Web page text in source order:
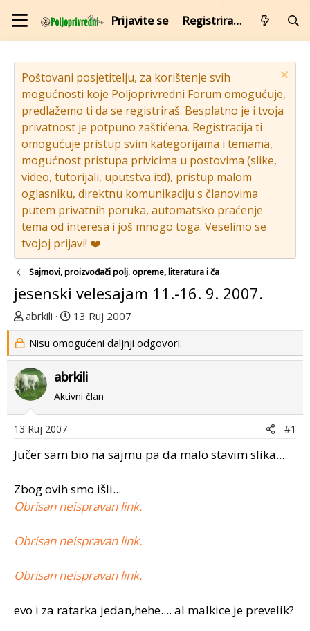
Prijavite se Registrirajte se
Poštovani posjetitelju, za korištenje svih
mogućnosti koje Poljoprivredni Forum omogućuje,
predlažemo ti da se registriraš. Besplatno je i tvoja
privatnost je potpuno zaštićena. Registracija ti
omogućuje pristup svim kategorijama i temama,
mogućnost pristupa privicima u postovima (slike,
video, tutorijali, uputstva itd), pristup malom
oglasniku, direktnu komunikaciju s članovima
putem privatnih poruka, automatsko praćenje
tema od interesa i još mnogo toga. Veselimo se
tvojoj prijavi! ❤️
Sajmovi, proizvođači polj. opreme, literatura i ča
jesenski velesajam 11.-16. 9. 2007.
T
e
m
u
p
o
e
n
abrkili
D
a
t
u
m
p
o
g
s
t
13 Ruj 2007
Nisu omogućeni daljnji odgovori.
abrkili
Aktivni član
13 Ruj 2007 #1
Jučer sam bio na sajmu pa da malo stavim slika....
Zbog ovih smo išli...
Obrisan neispravan link.
Obrisan neispravan link.
Obrisan neispravan link.
evo i za ratarka jedan,hehe.... al malkice je prevelik?